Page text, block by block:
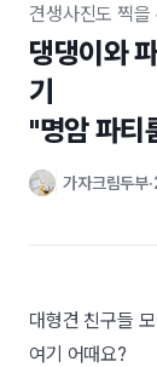
견생사진도 찍을
댕댕이와
기
"명암 파티
가자크림두부
대형견 친구들
여기 어때요?